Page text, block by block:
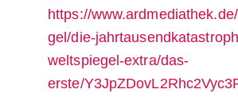
https://
gel/die-
weltspiegel-extra/das-
erste/